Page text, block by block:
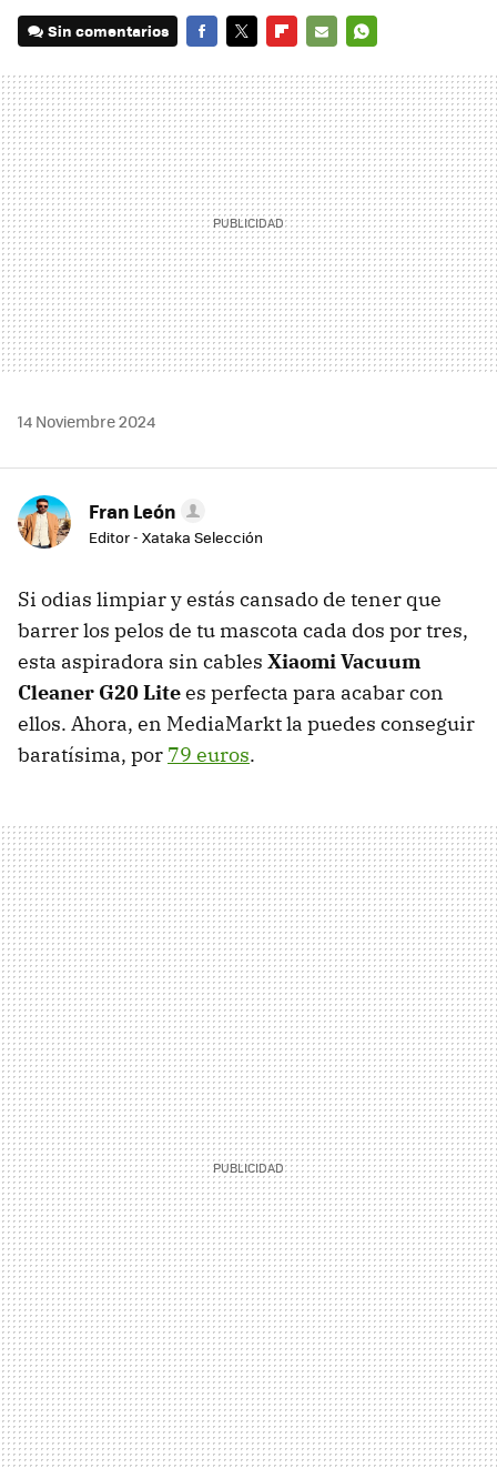
Sin comentarios
MAIL
14 Noviembre 2024
Fran León
Editor - Xataka Selección
Si odias limpiar y estás cansado de tener que
barrer los pelos de tu mascota cada dos por tres,
esta aspiradora sin cables Xiaomi Vacuum
Cleaner G20 Litees perfecta para acabar con
ellos. Ahora, en MediaMarkt la puedes conseguir
baratísima, por 79 euros.